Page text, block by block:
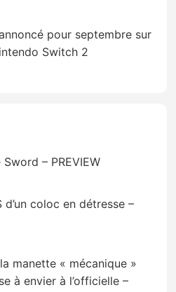
pour septembre sur
Switch 2
– PREVIEW
d’un coloc en détresse –
manette « mécanique »
à envier à l’officielle –